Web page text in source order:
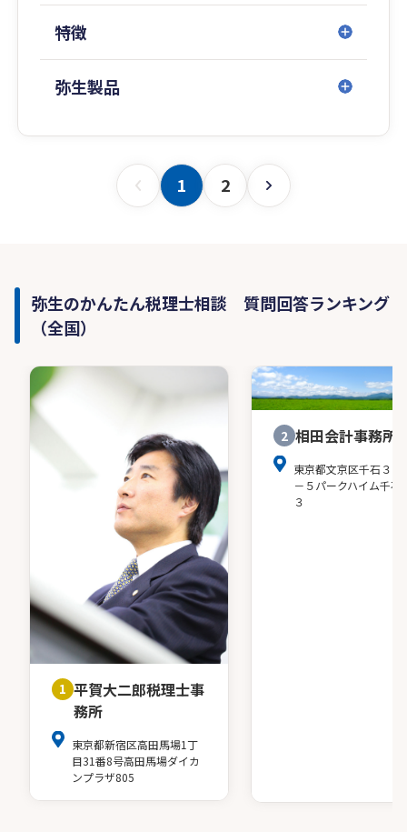
特徴
弥生製品
1 2
弥生のかんたん税理士相談 質問回答ランキング
（全国）
1 平賀大二郎税理士事
務所
東京都新宿区高田馬場1丁
目31番8号高田馬場ダイカ
ンプラザ805
2 相田会計事務所
東京都文京区千石３－
－５パークハイム千石
３